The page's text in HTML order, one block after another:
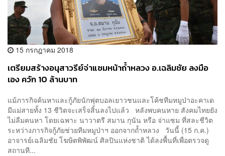
15 กรกฎาคม 2018
เตรียมสร้างอนุสาวรีย์จ่าแซมหน้าถ้ำหลวง อ.เฉลิมชัย ลงมือ
เอง ควัก 10 ล้านบาท
แม้ภารกิจค้นหาและกู้ภัยนักฟุตบอลเยาวชนและโค้ชทีมหมูป่าอะคาเด
มีแม่สายทั้ง 13 ชีวิตจะเสร็จสิ้นลงไปแล้ว หลังพบคนหาย สังคมไทยยัง
ไม่ลืมคนหา โดยเฉพาะ นาวาตรี สมาน กุนัน หรือ จ่าแซม ที่สละชีวิต
ระหว่างภารกิจกู้ภัยช่วยทีมหมูป่าฯ ออกจากถ้ำหลวง วันนี้ (15 ก.ค.)
อาจารย์เฉลิมชัย โฆษิตพิพัฒน์ ศิลปินแห่งชาติ ได้ลงพื้นที่เพื่อตรวจดู
สถานที...